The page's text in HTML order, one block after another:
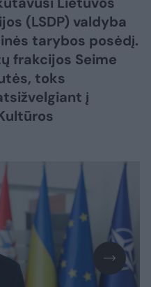
(LSDP) valdyba
tarybos posėdį.
frakcijos Seime
toks
į